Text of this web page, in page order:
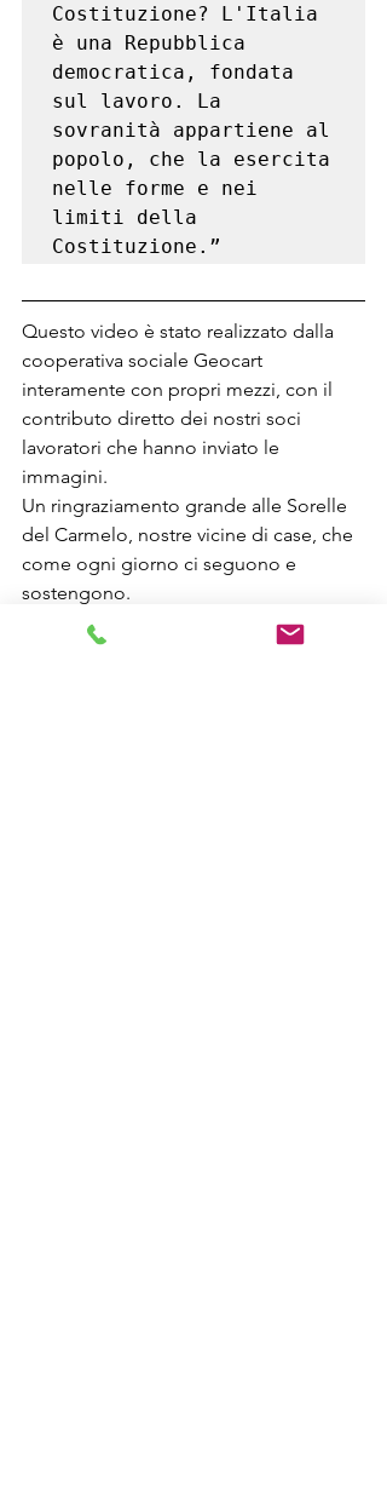
Costituzione? L'Italia
è una Repubblica
democratica, fondata
sul lavoro. La
sovranità appartiene al
popolo, che la esercita
nelle forme e nei
limiti della
Costituzione.”
Questo video è stato realizzato dalla
cooperativa sociale Geocart
interamente con propri mezzi, con il
contributo diretto dei nostri soci
lavoratori che hanno inviato le
immagini.
Un ringraziamento grande alle Sorelle
del Carmelo, nostre vicine di case, che
come ogni giorno ci seguono e
sostengono.
I diritti di edizione e master del brano